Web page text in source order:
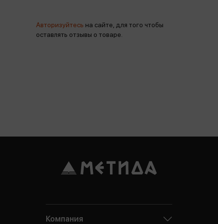
Авторизуйтесь на сайте, для того чтобы
оставлять отзывы о товаре.
Компания